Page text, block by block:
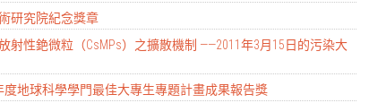
研究院紀念獎章
射性銫微粒（CsMPs）之擴散機制 ——2011年3月15日的污染大
度地球科學學門最佳大專生專題計畫成果報告獎